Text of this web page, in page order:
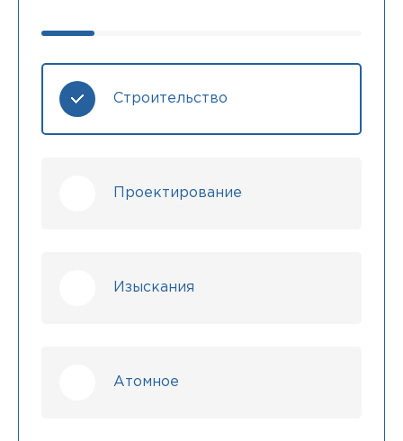
Строительство
Проектирование
Изыскания
Атомное